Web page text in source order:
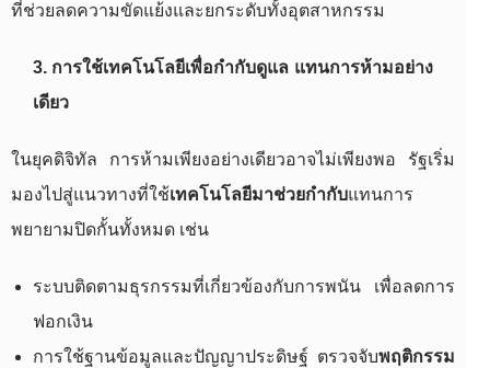
ที่ช่วยลดความขัดแย้งและยกระดับทั้งอุตสาหกรรม
3. การใช้เทคโนโลยีเพื่อกำกับดูแล แทนการห้ามอย่าง
เดียว
ในยุคดิจิทัล การห้ามเพียงอย่างเดียวอาจไม่เพียงพอ รัฐเริ่ม
มองไปสู่แนวทางที่ใช้เทคโนโลยีมาช่วยกำกับแทนการ
พยายามปิดกั้นทั้งหมด เช่น
ระบบติดตามธุรกรรมที่เกี่ยวข้องกับการพนัน เพื่อลดการ
ฟอกเงิน
การใช้ฐานข้อมูลและปัญญาประดิษฐ์ ตรวจจับพฤติกรรม